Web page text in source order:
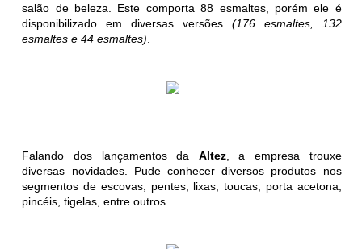
salão de beleza. Este comporta 88 esmaltes, porém ele é
disponibilizado em diversas versões (176 esmaltes, 132
esmaltes e 44 esmaltes)
Falando dos lançamentos da Altez, a empresa trouxe
diversas novidades. Pude conhecer diversos produtos nos
segmentos de escovas, pentes, lixas, toucas, porta acetona,
pincéis, tigelas, entre outros.